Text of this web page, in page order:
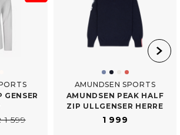
599
AMUNDSEN SPORTS
AMUNDSEN PEAK HALF
ZIP ULLGENSER HERRE
1 999